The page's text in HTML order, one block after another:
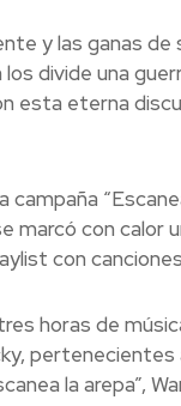
y las ganas de
divide una
esta eterna
marcó con calor
con
horas de
la arepa”,